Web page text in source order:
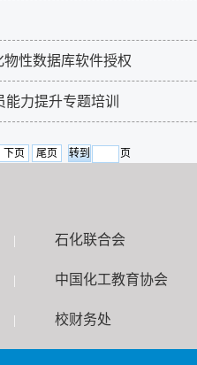
性数据库软件授权
力提升专题培训
下页 尾页 页
| 石化联合会
| 中国化工教育协会
| 校财务处